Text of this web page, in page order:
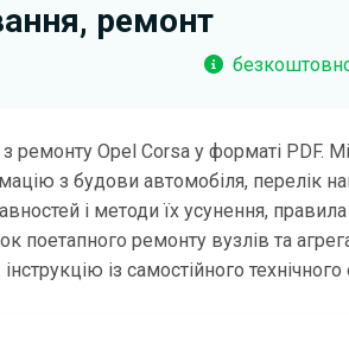
ремонт
ремонту Opel Corsa у форматі PDF.
з будови автомобіля, перелік
і методи їх усунення, правила
поетапного ремонту вузлів та
із самостійного